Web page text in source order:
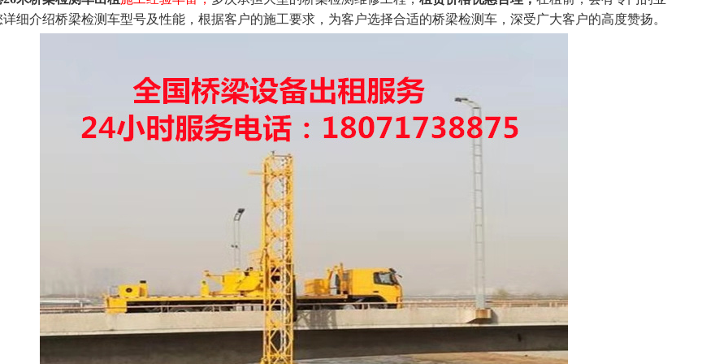
细介绍桥梁检测车型号及性能，根据客户的施工要求，为客户选择合适的桥梁检测车，深受广大客户的高度赞扬。